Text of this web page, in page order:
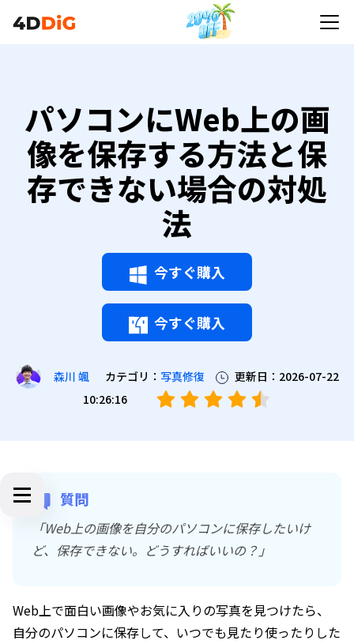
パソコンにWeb上の画
像を保存する方法と保
存できない場合の対処
法
今すぐ購入
今すぐ購入
森川 颯 カテゴリ： 写真修復
更新日：2026-07-22
10:26:16
質問
「Web上の画像を自分のパソコンに保存したいけ
ど、保存できない。どうすればいいの？」
Web上で面白い画像やお気に入りの写真を見つけたら、
自分のパソコンに保存して、いつでも見たり使ったりした